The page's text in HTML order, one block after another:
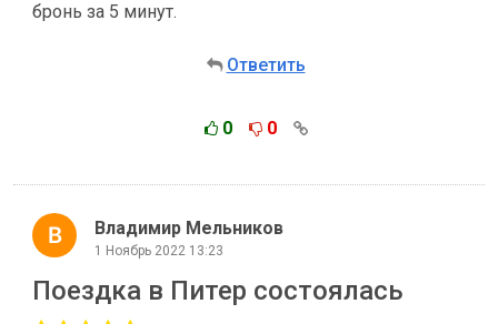
бронь за 5 минут.
Ответить
0 0
Владимир Мельников
1 Ноябрь 2022 13:23
Поездка в Питер состоялась